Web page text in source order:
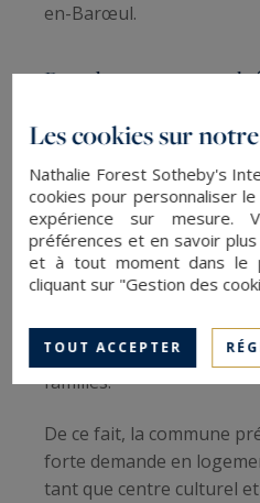
en-Barœul.
Bondues, un
Commune très
Bondues est également
des raisons est qu’elle se
en empruntant la voie
de Lille offre un cadre de
verdure et ses
concentration des
de Bondues une
familles.
De ce fait, la commune
forte demande en
tant que centre culturel
Les cookies sur
Nathalie Forest Sotheby's
cookies pour personnaliser
expérience sur mesure.
préférences et en savoir
et à tout moment dans le
cliquant sur "Gestion des
TOUT ACCEPTER